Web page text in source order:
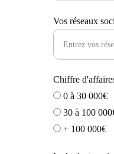
Vos réseaux
Chiffre
0 à 30 000€
30 à 100
+ 100 000€